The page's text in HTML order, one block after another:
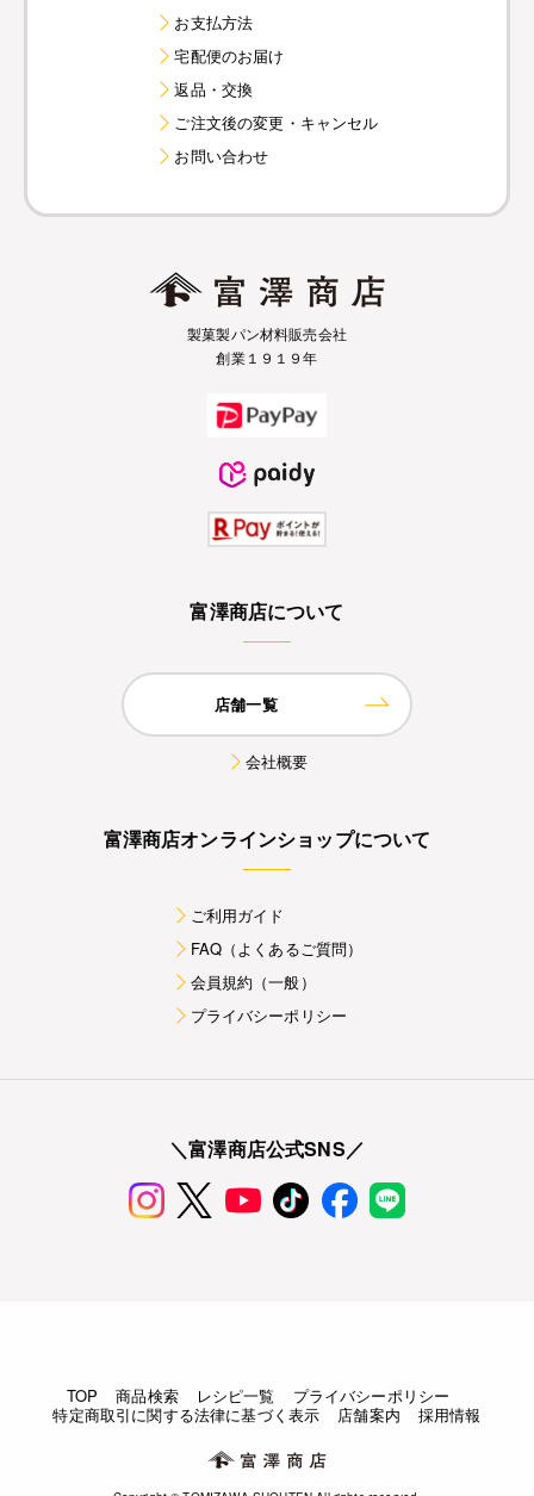
お支払方法
宅配便のお届け
返品・交換
ご注文後の変更・キャンセル
お問い合わせ
製菓製パン材料販売会社
創業１９１９年
富澤商店について
店舗一覧
会社概要
富澤商店オンラインショップについて
ご利用ガイド
FAQ（よくあるご質問）
会員規約（一般）
プライバシーポリシー
＼富澤商店公式SNS／
TOP 商品検索 レシピ一覧
プライバシーポリシー
特定商取引に関する法律に基づく表示
店舗案内 採用情報